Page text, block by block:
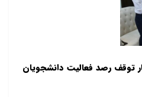
توقف رصد فعالیت دانشجویان